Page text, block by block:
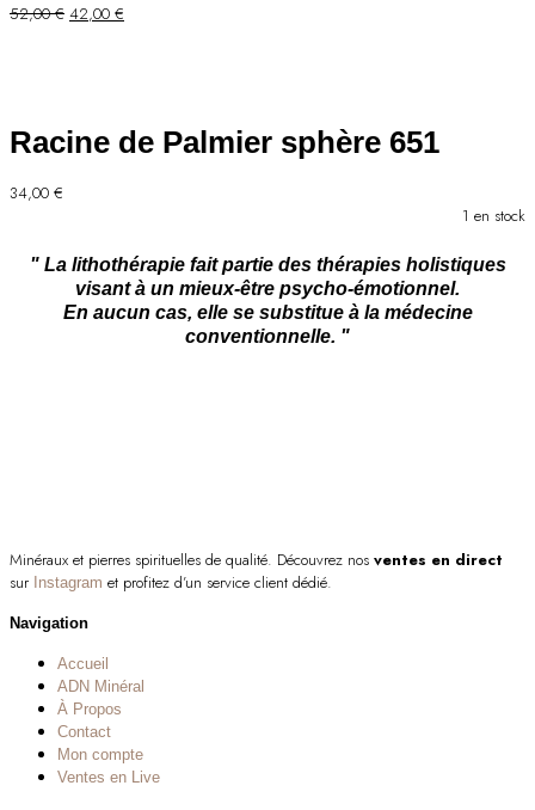
52,00€ Le
42,00 €
Racine de Palmier sphère 651
34,00 €
1 en stock
" La lithothérapie fait partie des thérapies holistiques
visant à un mieux-être psycho-émotionnel.
En aucun cas, elle se substitue à la médecine
conventionnelle. "
Minéraux et pierres spirituelles de qualité. Découvrez nos ventes en direct
sur Instagram et profitez d’un service client dédié.
Navigation
Accueil
ADN Minéral
À Propos
Contact
Mon compte
Ventes en Live